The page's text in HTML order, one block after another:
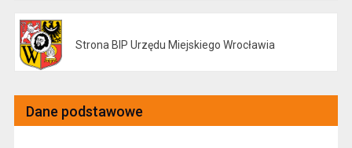
Strona BIP Urzędu Miejskiego Wrocławia
Dane podstawowe